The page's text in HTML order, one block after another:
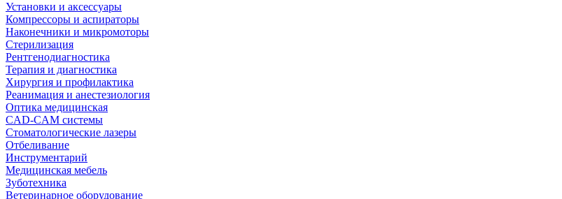
Установки и аксессуары
Компрессоры и аспираторы
Наконечники и микромоторы
Стерилизация
Рентгенодиагностика
Терапия и диагностика
Хирургия и профилактика
Реанимация и анестезиология
Оптика медицинская
CAD-CAM системы
Стоматологические лазеры
Отбеливание
Инструментарий
Медицинская мебель
Зуботехника
Ветеринарное оборудование